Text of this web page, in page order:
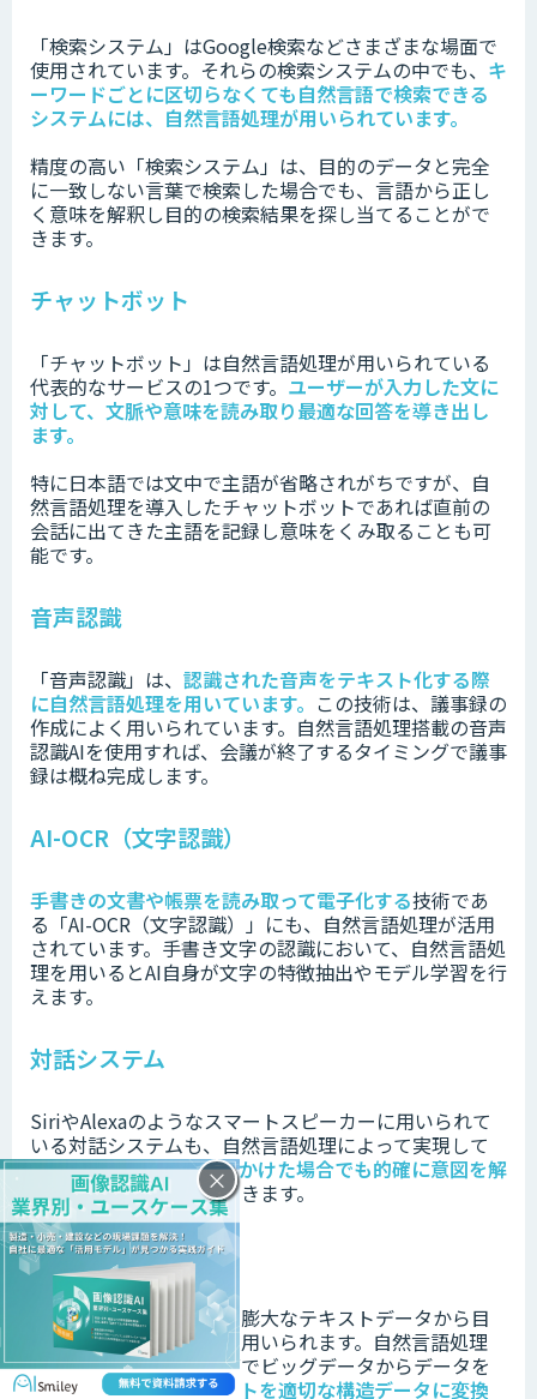
「検索システム」はGoogle検索などさまざまな場面で
使用されています。それらの検索システムの中でも、 キ
ーワードごとに区切らなくても自然言語で検索できる
システムには、自然言語処理が用いられています。
精度の高い「検索システム」は、目的のデータと完全
に一致しない言葉で検索した場合でも、言語から正し
く意味を解釈し目的の検索結果を探し当てることがで
きます。
チャットボット
「チャットボット」は自然言語処理が用いられている
代表的なサービスの1つです。 ユーザーが入力した文に
対して、文脈や意味を読み取り最適な回答を導き出し
ます。
特に日本語では文中で主語が省略されがちですが、自
然言語処理を導入したチャットボットであれば直前の
会話に出てきた主語を記録し意味をくみ取ることも可
能です。
音声認識
「音声認識」は、 認識された音声をテキスト化する際
に自然言語処理を用いています。 この技術は、議事録の
作成によく用いられています。自然言語処理搭載の音声
認識AIを使用すれば、会議が終了するタイミングで議事
録は概ね完成します。
AI-OCR（文字認識）
手書きの文書や帳票を読み取って電子化する技術であ
る「AI-OCR（文字認識）」にも、自然言語処理が活用
されています。 手書き文字の認識において、自然言語処
理を用いるとAI自身が文字の特徴抽出やモデル学習を行
えます。
対話システム
SiriやAlexaのようなスマートスピーカーに用いられて
いる対話システムも、自然言語処理によって実現して
います。自然言語で話しかけた場合でも的確に意図を解
釈し指示に従うことができます。
テキストマイニング
テキストマイニングは、膨大なテキストデータから目
的の情報を探し出す際に用いられます。自然言語処理
は、テキストマイニングでビッグデータからデータを
分析する段階で、テキストを適切な構造データに変換
×